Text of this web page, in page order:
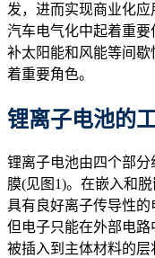
发，进而实现商业化
汽车电气化中起着重
补太阳能和风能等间
着重要角色。
锂离子电池的
锂离子电池由四个部
膜(见图1)。在嵌入和
具有良好离子传导性的
但电子只能在外部电
被插入到主体材料的层